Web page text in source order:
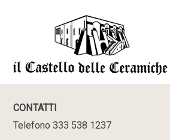
CONTATTI
Telefono 333 538 1237